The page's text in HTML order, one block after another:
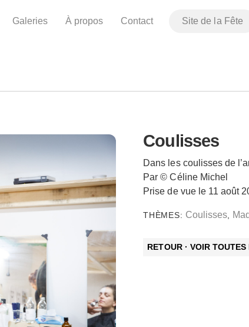
Galeries À propos Contact Site de la Fête
Coulisses
Dans les coulisses de
Par © Céline Michel
Prise de vue le 11 août
THÈMES: Coulisses,
RETOUR · VOIR